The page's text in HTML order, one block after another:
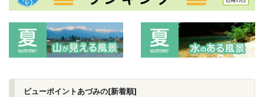
ビューポイントあづみの[新着順]